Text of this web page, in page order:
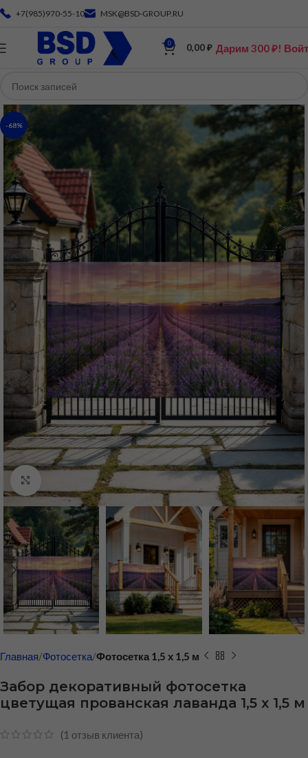
+7(985)970-55-10 MSK@BSD-GROUP.RU
0 0,00₽ Дарим 300 ₽!
-68%
Нажмите, чтобы увеличить
Главная Фотосетка Фотосетка 1,5 х 1,5 м
Забор декоративный фотосетка
цветущая прованская лаванда 1,5 х 1,5 м
(1 отзыв клиента)